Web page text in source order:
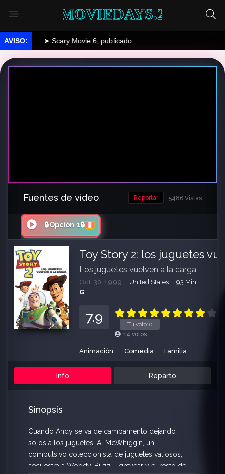
MOVIEDAYS.2
➤ Scary Movie 6, publicado.
Fuentes de vídeo 5486 Vistas
Reportar
🔒Opción 1🔒
Toy Story 2: los juguetes
Los juguetes vuelven a la carga
Oct. 30, 1999 United States
93 Min.
G
Tu voto: 0
7.9
14 votos
Animación Comedia Familia
Info Reparto
Sinopsis
Cuando Andy se va de campamento dejando
solos a los juguetes, Al McWhiggin, un
compulsivo coleccionista de juguetes valiosos,
secuestra a Woody. Buzz Lightyear y el resto de